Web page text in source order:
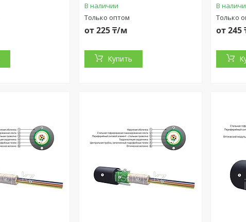
В наличии
Только оптом
от 225 ₸/м
Купить
В
Только
от 245